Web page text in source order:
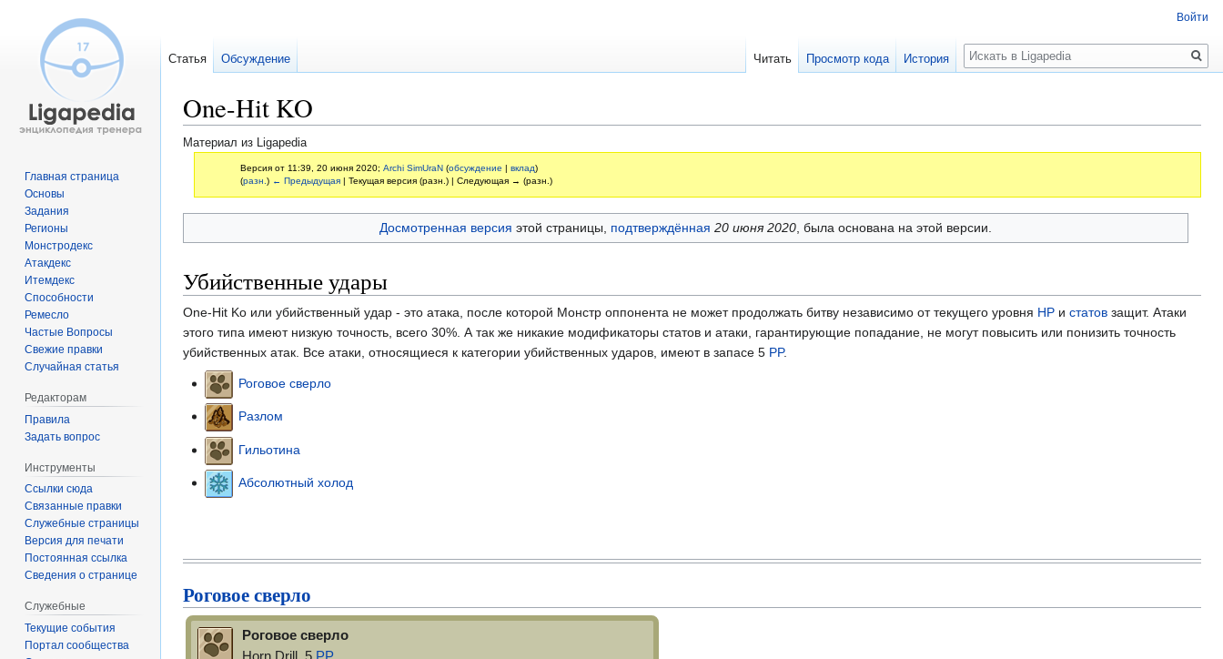
One-Hit KO
Материал из Ligapedia
Версия от 11:39, 20 июня 2020; Archi SimUraN (обсуждение | вклад)
(разн. ) ← Предыдущая| Текущая версия (разн.) | Следующая → (разн.)
к
к
Досмотренная версия этой страницы, подтверждённая 20 июня 2020 , была основана на этой версии.
Убийственные удары
One-Hit Ko или убийственный удар - это атака, после которой Монстр оппонента не может продолжать битву независимо от текущего уровня HP и статов защит. Атаки
этого типа имеют низкую точность, всего 30%. А так же никакие модификаторы статов и атаки, гарантирующие попадание, не могут повысить или понизить точность
убийственных атак. Все атаки, относящиеся к категории убийственных ударов, имеют в запасе 5 PP.
Роговое сверло
Разлом
Гильотина
Абсолютный холод
Роговое сверло
Роговое сверло
Horn Drill, 5 PP
Войти
Статья Обсуждение Читать Просмотр кода История
Поиск
Главная страница
Основы
Задания
Регионы
Монстродекс
Атакдекс
Итемдекс
Способности
Ремесло
Частые Вопросы
Свежие правки
Случайная статья
Редакторам
Правила
Задать вопрос
Инструменты
Ссылки сюда
Связанные правки
Служебные страницы
Версия для печати
Постоянная ссылка
Сведения о странице
Служебные
Текущие события
Портал сообщества